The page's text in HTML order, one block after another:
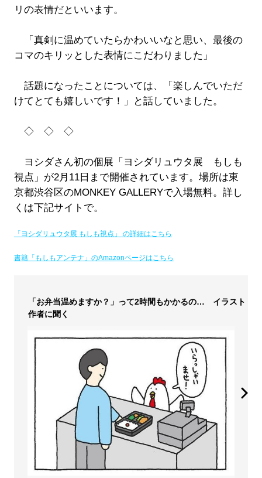
リの表情だといいます。
「真剣に温めていたらかわいいなと思い、最後の
コマのキリッとした表情にこだわりました」
話題になったことについては、「楽しんでいただ
けてとても嬉しいです！」と話していました。
◇ ◇ ◇
ヨシダさん初の個展「ヨシダリュウタ展 もしも
視点」が2月11日まで開催されています。場所は東
京都渋谷区のMONKEY GALLERYで入場無料。詳し
くは下記サイトで。
「ヨシダリュウタ展 もしも視点」 の詳細はこちら
書籍「もしもアンテナ」のAmazonページはこちら
「お弁当温めますか？」って2時間もかかるの… イラスト
作者に聞く